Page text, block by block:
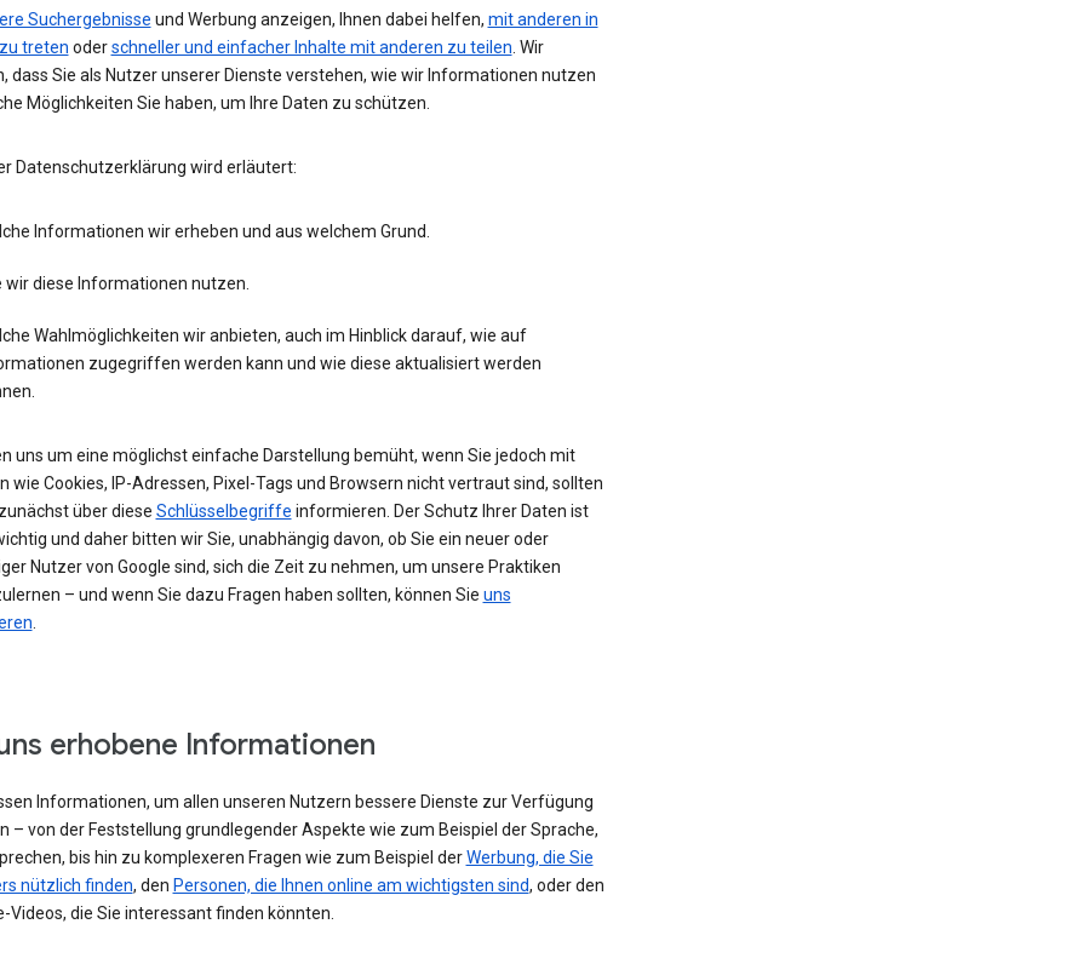
Suchergebnisse und Werbung anzeigen, Ihnen dabei helfen, mit anderen in
treten oderschneller und einfacher Inhalte mit anderen zu teilen. Wir
dass Sie als Nutzer unserer Dienste verstehen, wie wir Informationen nutzen
Möglichkeiten Sie haben, um Ihre Daten zu schützen.
Datenschutzerklärung wird erläutert:
Informationen wir erheben und aus welchem Grund.
wir diese Informationen nutzen.
Wahlmöglichkeiten wir anbieten, auch im Hinblick darauf, wie auf
zugegriffen werden kann und wie diese aktualisiert werden
uns um eine möglichst einfache Darstellung bemüht, wenn Sie jedoch mit
wie Cookies, IP-Adressen, Pixel-Tags und Browsern nicht vertraut sind, sollten
über diese Schlüsselbegriffe informieren. Der Schutz Ihrer Daten ist
und daher bitten wir Sie, unabhängig davon, ob Sie ein neuer oder
Nutzer von Google sind, sich die Zeit zu nehmen, um unsere Praktiken
– und wenn Sie dazu Fragen haben sollten, können Sie uns
.
erhobene Informationen
Informationen, um allen unseren Nutzern bessere Dienste zur Verfügung
– von der Feststellung grundlegender Aspekte wie zum Beispiel der Sprache,
bis hin zu komplexeren Fragen wie zum Beispiel derWerbung, die Sie
nützlich finden, den Personen, die Ihnen online am wichtigsten sind, oder den
Videos, die Sie interessant finden könnten.